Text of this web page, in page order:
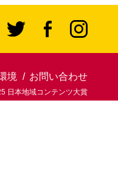
境 お問い合わせ
日本地域コンテンツ大賞